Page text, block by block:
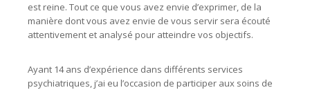
est reine. Tout ce que vous avez envie d’exprimer, de la
manière dont vous avez envie de vous servir sera écouté
attentivement et analysé pour atteindre vos objectifs.
Ayant 14 ans d’expérience dans différents services
psychiatriques, j’ai eu l’occasion de participer aux soins de